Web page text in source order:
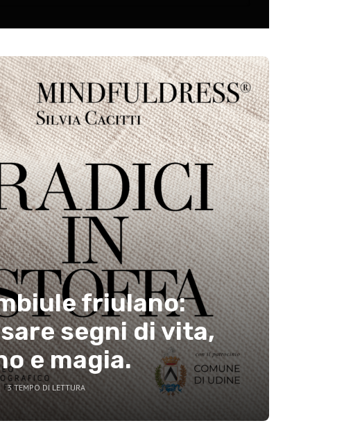
friulano:
segni di vita,
e magia.
3 TEMPO DI LETTURA